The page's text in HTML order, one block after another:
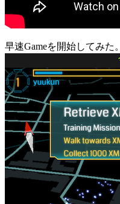
早速Gameを開始してみた。